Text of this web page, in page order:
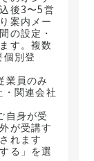
後3〜5営
案内メー
の設定・
す。複数
別登
業員のみ
関連会社
自身が受
が受講す
れます
る」を選